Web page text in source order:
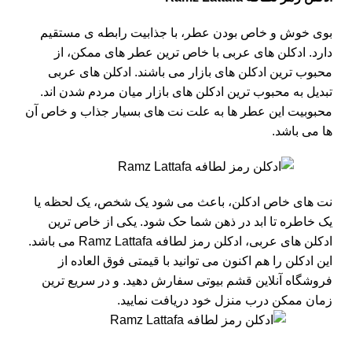
بوی خوش و خاص بودن عطر، با جذابیت رابطه ی مستقیم
دارد. ادکلن های عربی با خاص ترین عطر های ممکن، از
محبوب ترین ادکلن های بازار می باشند. ادکلن های عربی
تبدیل به محبوب ترین ادکلن های بازار میان مردم شدن اند.
محبوبیت این عطر ها به علت نت های بسیار جذاب و خاص آن
ها می باشد.
نت های خاص ادکلن، باعث می شود یک شخص، یک لحظه یا
یک خاطره تا ابد در ذهن شما حک شود. یکی از خاص ترین
ادکلن های عربی، ادکلن رمز لطافه Ramz Lattafa می باشد.
این ادکلن را هم اکنون می توانید با قیمتی فوق العاده از
فروشگاه آنلاین قشم بیوتی سفارش دهید. و در سریع ترین
زمان ممکن درب منزل خود دریافت نمایید.